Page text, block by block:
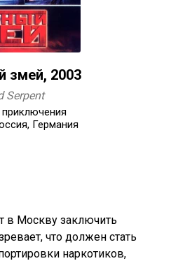
змей, 2003
Serpent
Германия
в Москву заключить
что должен стать
наркотиков,